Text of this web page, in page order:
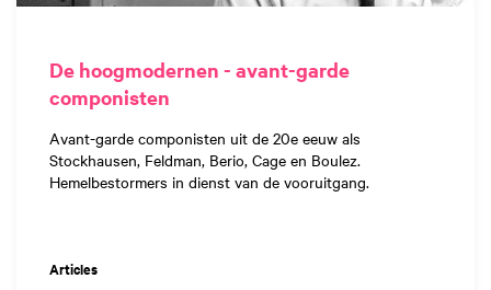
De hoogmodernen - avant-garde
componisten
Avant-garde componisten uit de 20e eeuw als
Stockhausen, Feldman, Berio, Cage en Boulez.
Hemelbestormers in dienst van de vooruitgang.
Articles